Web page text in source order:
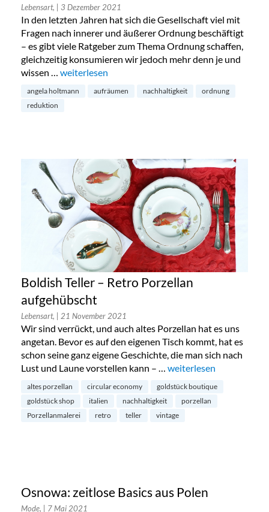
Lebensart, | 3 Dezember 2021
In den letzten Jahren hat sich die Gesellschaft viel mit
Fragen nach innerer und äußerer Ordnung beschäftigt
– es gibt viele Ratgeber zum Thema Ordnung schaffen,
gleichzeitig konsumieren wir jedoch mehr denn je und
wissen … „Professionell Aufräumen: Tipps vom Profi Angela
weiterlesen
angela holtmann aufräumen nachhaltigkeit
ordnung
reduktion
Boldish Teller – Retro Porzellan
aufgehübscht
Lebensart, | 21 November 2021
Wir sind verrückt, und auch altes Porzellan hat es uns
angetan. Bevor es auf den eigenen Tisch kommt, hat es
schon seine ganz eigene Geschichte, die man sich nach
Lust und Laune vorstellen kann – … „Boldish Teller – Retro
weiterlesen
altes porzellan circular economy
goldstück boutique
goldstück shop
italien nachhaltigkeit
porzellan
Porzellanmalerei
retro teller vintage
Osnowa: zeitlose Basics aus Polen
Mode, | 7 Mai 2021